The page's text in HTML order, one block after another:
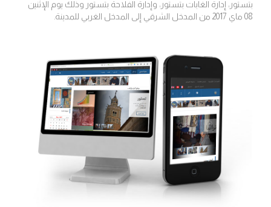
بتستور، إدارة الغابات بتستور، وإدارة الفلاحة بتستور وذلك يوم الإثنين
08 ماي 2017 من المدخل الشرقي إلى المدخل الغربي للمدينة.